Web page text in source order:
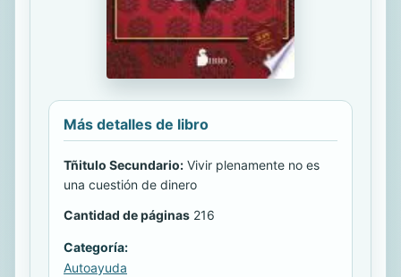
Más detalles de libro
Tñitulo Secundario: Vivir plenamente no es
una cuestión de dinero
Cantidad de páginas 216
Categoría:
Autoayuda